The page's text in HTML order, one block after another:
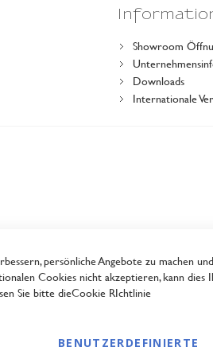
Showroom
Downloads
Internationale
persönliche Angebote zu machen
Cookies nicht akzeptieren, kann dies
Sie bitte dieCookie RIchtlinie
BENUTZERDEFINIERTE